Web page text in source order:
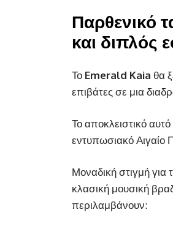
Παρθενικό
και διπλός
Το Emerald Kaia θα
επιβάτες σε μια
Το αποκλειστικό
εντυπωσιακό Αιγαίο
Μοναδική στιγμή για
κλασική μουσική
περιλαμβάνουν: